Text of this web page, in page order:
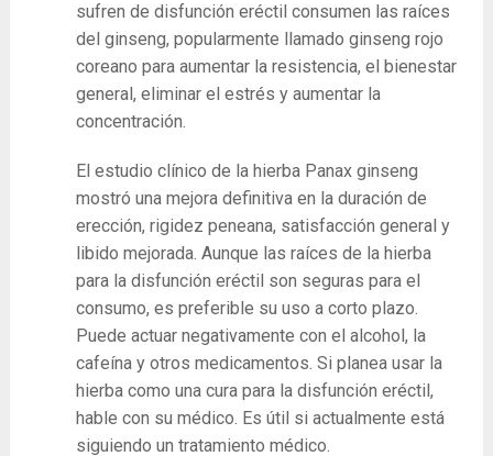
sufren de disfunción eréctil consumen las raíces
del ginseng, popularmente llamado ginseng rojo
coreano para aumentar la resistencia, el bienestar
general, eliminar el estrés y aumentar la
concentración.
El estudio clínico de la hierba Panax ginseng
mostró una mejora definitiva en la duración de
erección, rigidez peneana, satisfacción general y
libido mejorada. Aunque las raíces de la hierba
para la disfunción eréctil son seguras para el
consumo, es preferible su uso a corto plazo.
Puede actuar negativamente con el alcohol, la
cafeína y otros medicamentos. Si planea usar la
hierba como una cura para la disfunción eréctil,
hable con su médico. Es útil si actualmente está
siguiendo un tratamiento médico.